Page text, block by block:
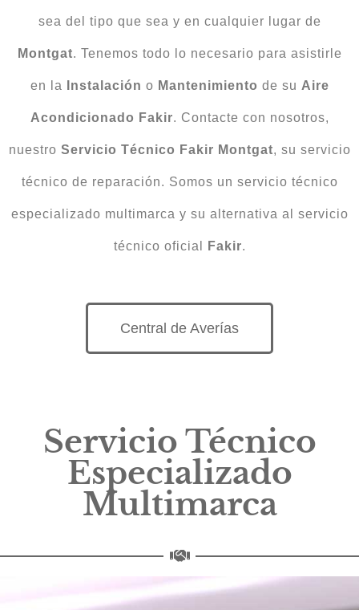
sea del tipo que sea y en cualquier lugar de
Montgat. Tenemos todo lo necesario para asistirle
en la Instalación o Mantenimiento de su Aire
Acondicionado Fakir. Contacte con nosotros,
nuestro Servicio Técnico Fakir Montgat, su servicio
técnico de reparación. Somos un servicio técnico
especializado multimarca y su alternativa al servicio
técnico oficial Fakir.
Central de Averías
Servicio Técnico
Especializado
Multimarca